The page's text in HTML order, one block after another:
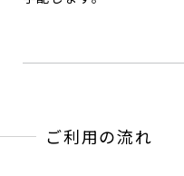
ご利用の流れ